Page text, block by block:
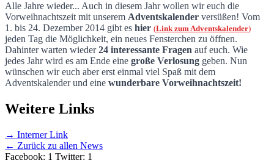
U2tour.de Adventskalender 2014
Alle Jahre wieder... Auch in diesem Jahr wollen wir euch die
Vorweihnachtszeit mit unserem Adventskalender versüßen! Vom
1. bis 24. Dezember 2014 gibt es hier (Link zum Adventskalender)
jeden Tag die Möglichkeit, ein neues Fensterchen zu öffnen.
Dahinter warten wieder24 interessante Fragen auf euch. Wie
jedes Jahr wird es am Ende eine große Verlosung geben. Nun
wünschen wir euch aber erst einmal viel Spaß mit dem
Adventskalender und eine wunderbare Vorweihnachtszeit!
Weitere Links
→ Interner Link
← Zurück zu allen News
Facebook: 1 Twitter: 1